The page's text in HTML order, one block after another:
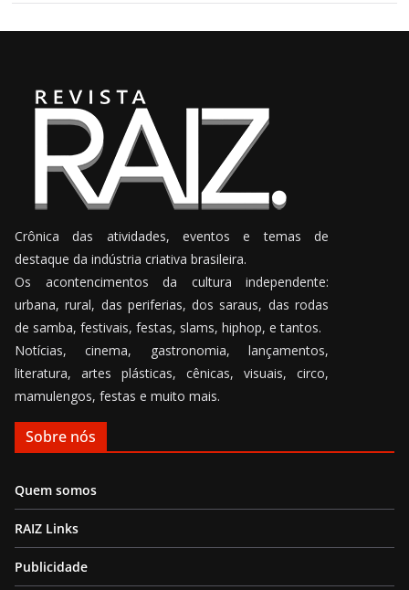
Crônica das atividades, eventos e temas de
destaque da indústria criativa brasileira.
Os acontencimentos da cultura independente:
urbana, rural, das periferias, dos saraus, das rodas
de samba, festivais, festas, slams, hiphop, e tantos.
Notícias, cinema, gastronomia, lançamentos,
literatura, artes plásticas, cênicas, visuais, circo,
mamulengos, festas e muito mais.
Sobre nós
Quem somos
RAIZ Links
Publicidade